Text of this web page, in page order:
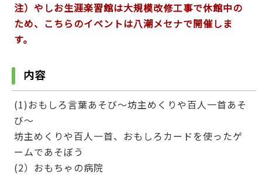
注）やしお生涯楽習館は大規模改修工事で休館中の
ため、こちらのイベントは八潮メセナで開催しま
す。
内容
(1)おもしろ言葉あそび～坊主めくりや百人一首あそ
び～
坊主めくりや百人一首、おもしろカードを使ったゲ
ームであそぼう
(2）おもちゃの病院